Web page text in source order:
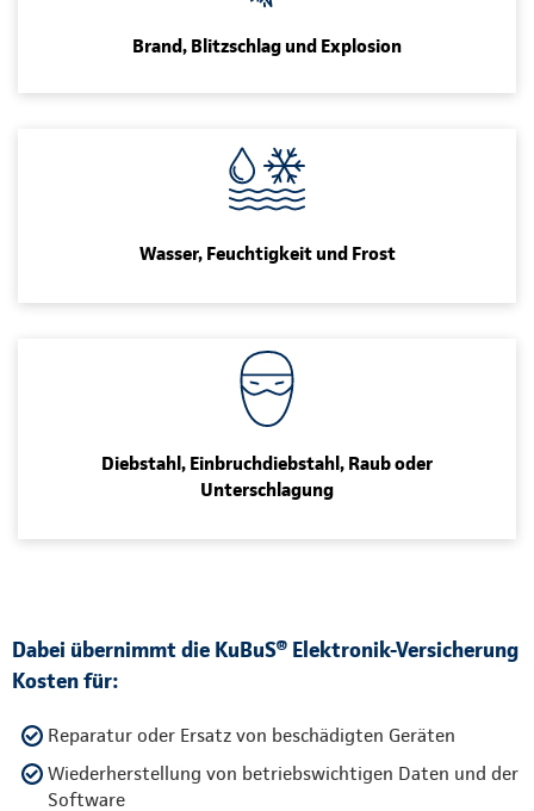
Brand, Blitzschlag und Explosion
Wasser, Feuchtigkeit und Frost
Diebstahl, Einbruchdiebstahl, Raub oder
Unterschlagung
Dabei übernimmt die KuBuS® Elektronik-Versicherung
Kosten für:
Reparatur oder Ersatz von beschädigten Geräten
Wiederherstellung von betriebswichtigen Daten und der
Software